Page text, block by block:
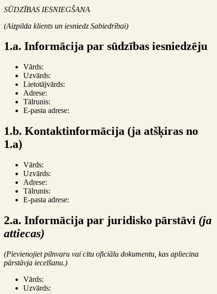
SŪDZĪBAS IESNIEGŠANA
(Aizpilda klients un iesniedz Sabiedrībai)
1.a. Informācija par sūdzības iesniedzēju
Vārds:
Uzvārds:
Lietotājvārds:
Adrese:
Tālrunis:
E-pasta adrese:
1.b. Kontaktinformācija (ja atšķiras no
1.a)
Vārds:
Uzvārds:
Adrese:
Tālrunis:
E-pasta adrese:
2.a. Informācija par juridisko pārstāvi (ja
attiecas)
(Pievienojiet pilnvaru vai citu oficiālu dokumentu, kas apliecina
pārstāvja iecelšanu.)
Vārds:
Uzvārds: